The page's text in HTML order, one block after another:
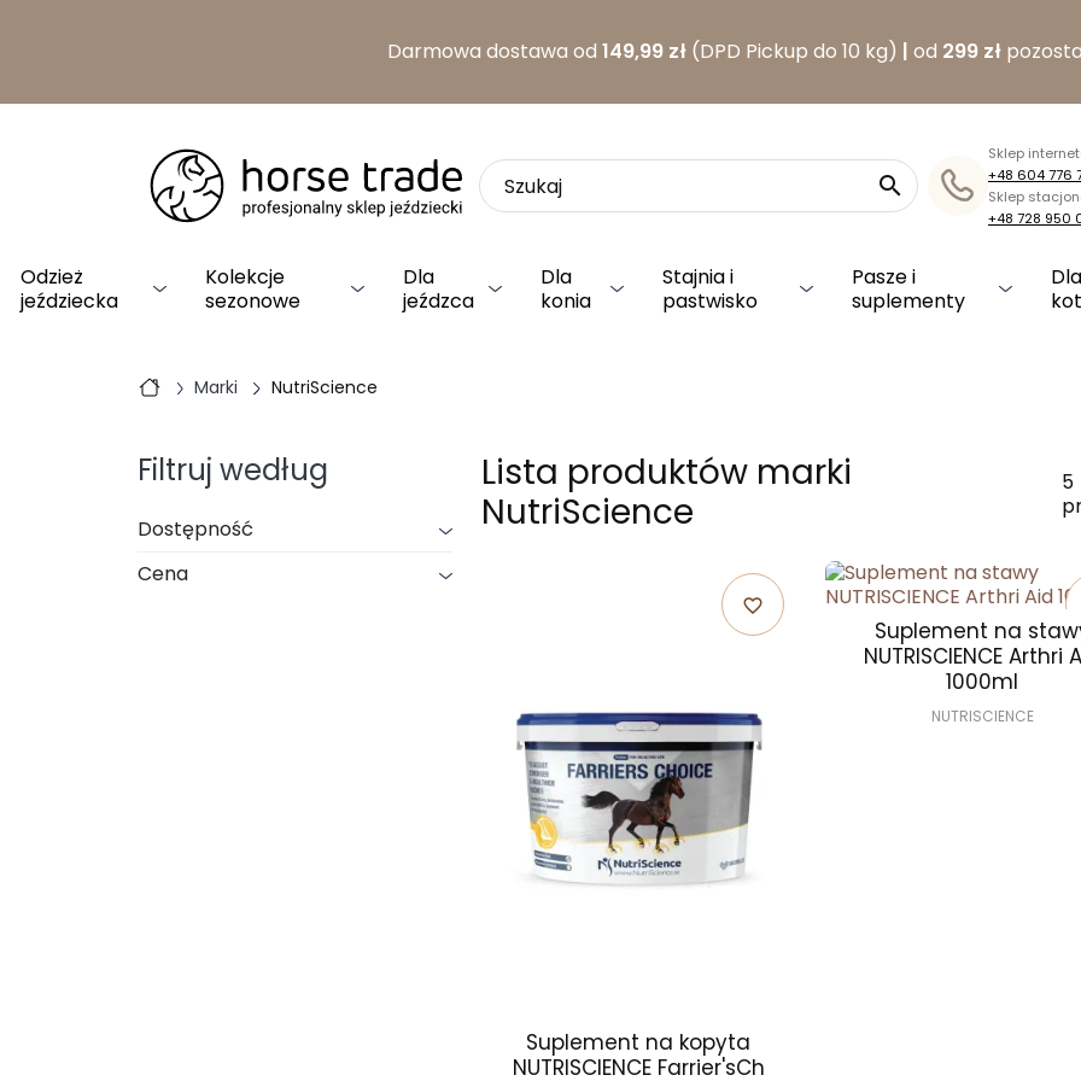
Darmowa dostawa od 149,99 zł (DPD Pickup do 10 kg) | od 299 zł

Sklep
+48 604 776
Sklep
+48 728 950
Odzież
jeździecka
Kolekcje
sezonowe
Dla
jeźdzca
Dla
konia
Stajnia i
pastwisko
Pasze i
suplementy
Marki NutriScience
Filtruj według
Dostępność
Cena
Lista produktów marki
NutriScience
5
favorite_border
Suplement na kopyta
NUTRISCIENCE Farrier'sCh
Suplement na
NUTRISCIENCE Arthri
1000ml
NUTRISCIENCE